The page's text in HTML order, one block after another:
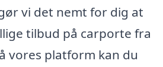
vi det nemt for dig at
tilbud på carporte fra
vores platform kan du